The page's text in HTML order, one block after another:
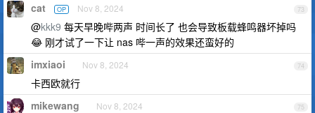
73
cat OP Nov 8, 2024
@kkk9 每天早晚哔两声 时间长了 也会导致板载蜂鸣器坏掉吗
😂 刚才试了一下让 nas 哔一声的效果还蛮好的
74
imxiaoi Nov 8, 2024
卡西欧就行
75
mikewang Nov 8, 2024